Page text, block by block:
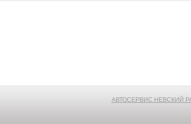
АВТОСЕРВИС НЕВСКИЙ